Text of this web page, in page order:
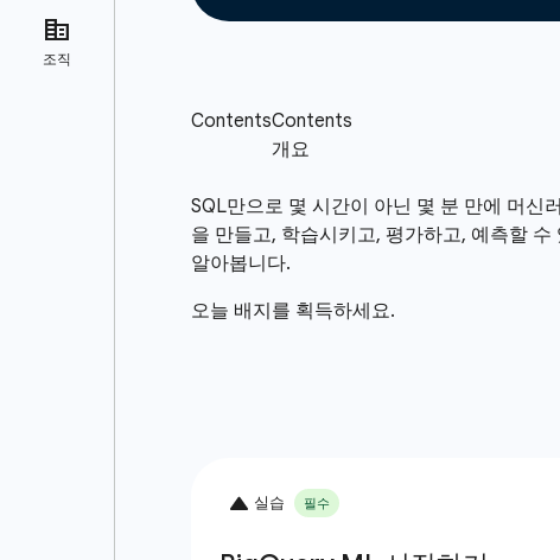
SQL만으로 몇 시간이 아닌 몇 분 만에 머신
을 만들고, 학습시키고, 평가하고, 예측할
알아봅니다.
오늘 배지를 획득하세요.